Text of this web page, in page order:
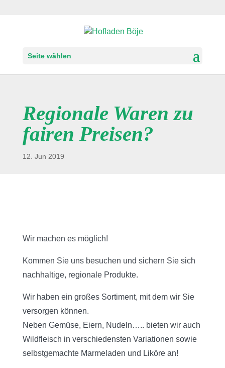
Seite wählen
Regionale Waren zu
fairen Preisen?
12. Jun 2019
Wir machen es möglich!
Kommen Sie uns besuchen und sichern Sie sich
nachhaltige, regionale Produkte.
Wir haben ein großes Sortiment, mit dem wir Sie
versorgen können.
Neben Gemüse, Eiern, Nudeln….. bieten wir auch
Wildfleisch in verschiedensten Variationen sowie
selbstgemachte Marmeladen und Liköre an!